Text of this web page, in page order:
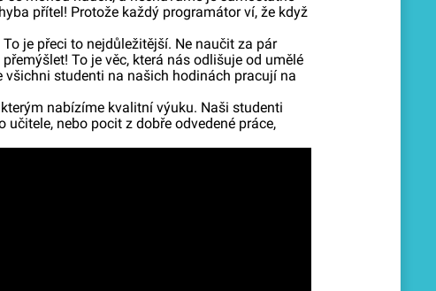
přítel! Protože každý programátor ví, že když
je přeci to nejdůležitější. Ne naučit za pár
To je věc, která nás odlišuje od umělé
studenti na našich hodinách pracují na
nabízíme kvalitní výuku. Naši studenti
nebo pocit z dobře odvedené práce,